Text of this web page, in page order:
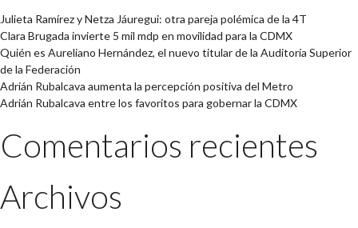
Julieta Ramírez y Netza Jáuregui: otra pareja polémica de la 4T
Clara Brugada invierte 5 mil mdp en movilidad para la CDMX
Quién es Aureliano Hernández, el nuevo titular de la Auditoría Superior
de la Federación
Adrián Rubalcava aumenta la percepción positiva del Metro
Adrián Rubalcava entre los favoritos para gobernar la CDMX
Comentarios recientes
Archivos